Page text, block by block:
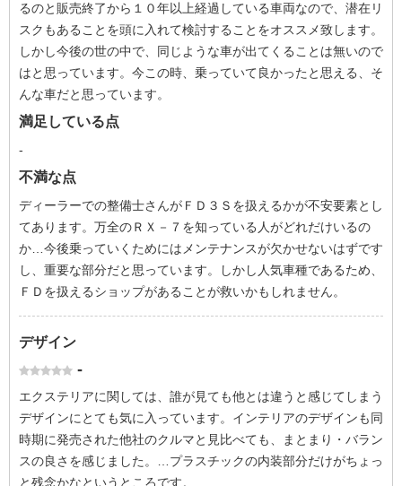
るのと販売終了から１０年以上経過している車両なので、潜在リ
スクもあることを頭に入れて検討することをオススメ致します。
しかし今後の世の中で、同じような車が出てくることは無いので
はと思っています。今この時、乗っていて良かったと思える、そ
んな車だと思っています。
満足している点
-
不満な点
ディーラーでの整備士さんがＦＤ３Ｓを扱えるかが不安要素とし
てあります。万全のＲＸ－７を知っている人がどれだけいるの
か…今後乗っていくためにはメンテナンスが欠かせないはずです
し、重要な部分だと思っています。しかし人気車種であるため、
ＦＤを扱えるショップがあることが救いかもしれません。
デザイン
-
エクステリアに関しては、誰が見ても他とは違うと感じてしまう
デザインにとても気に入っています。インテリアのデザインも同
時期に発売された他社のクルマと見比べても、まとまり・バラン
スの良さを感じました。…プラスチックの内装部分だけがちょっ
と残念かなというところです。